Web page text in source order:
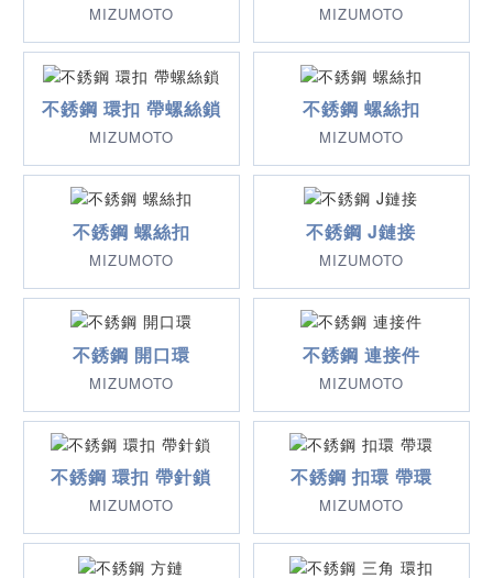
MIZUMOTO MIZUMOTO
不銹鋼 環扣 帶螺絲鎖
MIZUMOTO
不銹鋼 螺絲扣
MIZUMOTO
不銹鋼 螺絲扣
MIZUMOTO
不銹鋼 J鏈接
MIZUMOTO
不銹鋼 開口環
MIZUMOTO
不銹鋼 連接件
MIZUMOTO
不銹鋼 環扣 帶針鎖
MIZUMOTO
不銹鋼 扣環 帶環
MIZUMOTO